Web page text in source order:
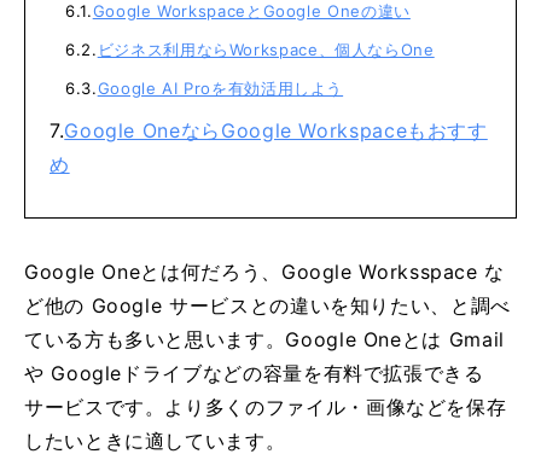
Google WorkspaceとGoogle Oneの違い
ビジネス利用ならWorkspace、個人ならOne
Google AI Proを有効活用しよう
Google OneならGoogle Workspaceもおすす
め
Google Oneとは何だろう、Google Worksspace な
ど他の Google サービスとの違いを知りたい、と調べ
ている方も多いと思います。Google Oneとは Gmail
や Googleドライブなどの容量を有料で拡張できる
サービスです。より多くのファイル・画像などを保存
したいときに適しています。